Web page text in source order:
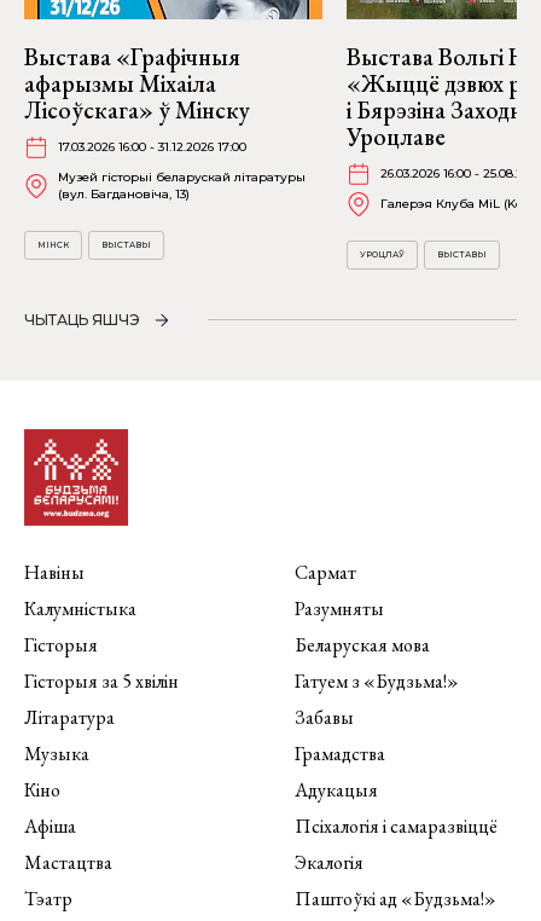
Выстава «Графічныя
афарызмы Міхаіла
Лісоўскага» ў Мінску
17.03.2026 16:00 - 31.12.2026 17:00
Музей гісторыі беларускай літаратуры
(вул. Багдановіча, 13)
МІНСК ВЫСТАВЫ
Выстава Вольгі
«Жыццё дзвюх
і Бярэзіна
Уроцлаве
26.03.2026 16:00 -
Галерэя Клуба MiL
УРОЦЛАЎ ВЫСТАВЫ
ЧЫТАЦЬ ЯШЧЭ
Навіны
Калумністыка
Гісторыя
Гісторыя за 5 хвілін
Літаратура
Музыка
Кіно
Афіша
Мастацтва
Тэатр
Сармат
Разумняты
Беларуская мова
Гатуем з «Будзьма!»
Забавы
Грамадства
Адукацыя
Псіхалогія і самаразвіццё
Экалогія
Паштоўкі ад «Будзьма!»